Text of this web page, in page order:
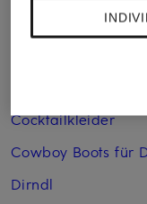
Bikinis für Damen
Cocktailkleider
Cowboy Boots für
Dirndl